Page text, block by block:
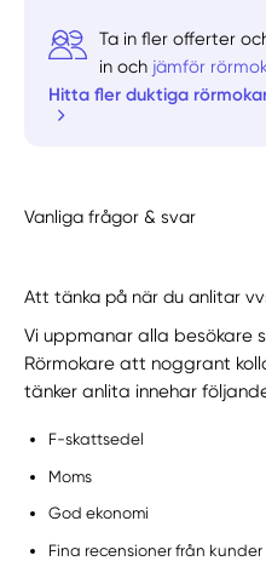
Ta in fler offerter
in och jämför
Hitta fler duktiga
Vanliga frågor & svar
Att tänka på när du anlitar
Vi uppmanar alla besökare
Rörmokare att noggrant
tänker anlita innehar
F-skattsedel
Moms
God ekonomi
Fina recensioner från